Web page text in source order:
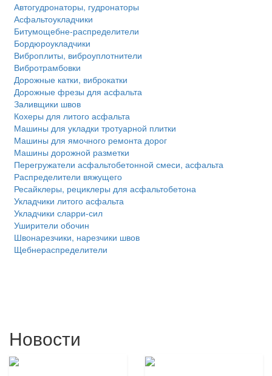
Автогудронаторы, гудронаторы
Асфальтоукладчики
Битумощебне-распределители
Бордюроукладчики
Виброплиты, виброуплотнители
Вибротрамбовки
Дорожные катки, виброкатки
Дорожные фрезы для асфальта
Заливщики швов
Кохеры для литого асфальта
Машины для укладки тротуарной плитки
Машины для ямочного ремонта дорог
Машины дорожной разметки
Перегружатели асфальтобетонной смеси, асфальта
Распределители вяжущего
Ресайклеры, рециклеры для асфальтобетона
Укладчики литого асфальта
Укладчики сларри-сил
Уширители обочин
Швонарезчики, нарезчики швов
Щебнераспределители
Новости